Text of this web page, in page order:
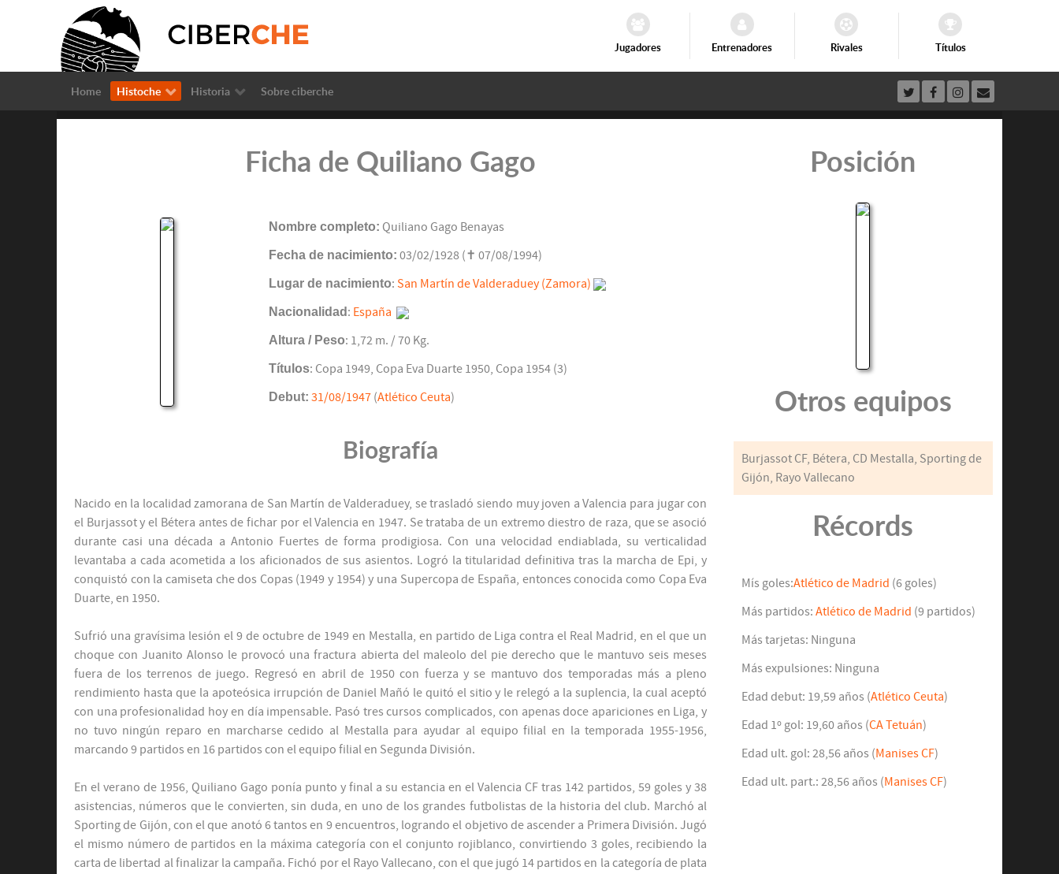
Jugadores Entrenadores Rivales Títulos
Home Histoche Historia Sobre ciberche
Ficha de Quiliano Gago
Nombre completo: Quiliano Gago Benayas
Fecha de nacimiento: 03/02/1928 (✝ 07/08/1994)
Lugar de nacimiento: San Martín de Valderaduey (Zamora)
Nacionalidad : España
Altura / Peso: 1,72 m. / 70 Kg.
Títulos: Copa 1949, Copa Eva Duarte 1950, Copa 1954 (3)
Debut: 31/08/1947(Atlético Ceuta)
Biografía
Nacido en la localidad zamorana de San Martín de Valderaduey, se trasladó siendo muy joven a Valencia para jugar con
el Burjassot y el Bétera antes de fichar por el Valencia en 1947. Se trataba de un extremo diestro de raza, que se asoció
durante casi una década a Antonio Fuertes de forma prodigiosa. Con una velocidad endiablada, su verticalidad
levantaba a cada acometida a los aficionados de sus asientos. Logró la titularidad definitiva tras la marcha de Epi, y
conquistó con la camiseta che dos Copas (1949 y 1954) y una Supercopa de España, entonces conocida como Copa Eva
Duarte, en 1950.
Sufrió una gravísima lesión el 9 de octubre de 1949 en Mestalla, en partido de Liga contra el Real Madrid, en el que un
choque con Juanito Alonso le provocó una fractura abierta del maleolo del pie derecho que le mantuvo seis meses
fuera de los terrenos de juego. Regresó en abril de 1950 con fuerza y se mantuvo dos temporadas más a pleno
rendimiento hasta que la apoteósica irrupción de Daniel Mañó le quitó el sitio y le relegó a la suplencia, la cual aceptó
con una profesionalidad hoy en día impensable. Pasó tres cursos complicados, con apenas doce apariciones en Liga, y
no tuvo ningún reparo en marcharse cedido al Mestalla para ayudar al equipo filial en la temporada 1955-1956,
marcando 9 partidos en 16 partidos con el equipo filial en Segunda División.
En el verano de 1956, Quiliano Gago ponía punto y final a su estancia en el Valencia CF tras 142 partidos, 59 goles y 38
asistencias, números que le convierten, sin duda, en uno de los grandes futbolistas de la historia del club. Marchó al
Sporting de Gijón, con el que anotó 6 tantos en 9 encuentros, logrando el objetivo de ascender a Primera División. Jugó
el mismo número de partidos en la máxima categoría con el conjunto rojiblanco, convirtiendo 3 goles, recibiendo la
carta de libertad al finalizar la campaña. Fichó por el Rayo Vallecano, con el que jugó 14 partidos en la categoría de plata
Posición
Otros equipos
Burjassot CF, Bétera, CD Mestalla, Sporting de
Gijón, Rayo Vallecano
Récords
Mís goles:Atlético de Madrid (6 goles)
Más partidos: Atlético de Madrid (9 partidos)
Más tarjetas: Ninguna
Más expulsiones: Ninguna
Edad debut: 19,59 años (Atlético Ceuta)
Edad 1º gol: 19,60 años (CA Tetuán)
Edad ult. gol: 28,56 años (Manises CF)
Edad ult. part.: 28,56 años (Manises CF)